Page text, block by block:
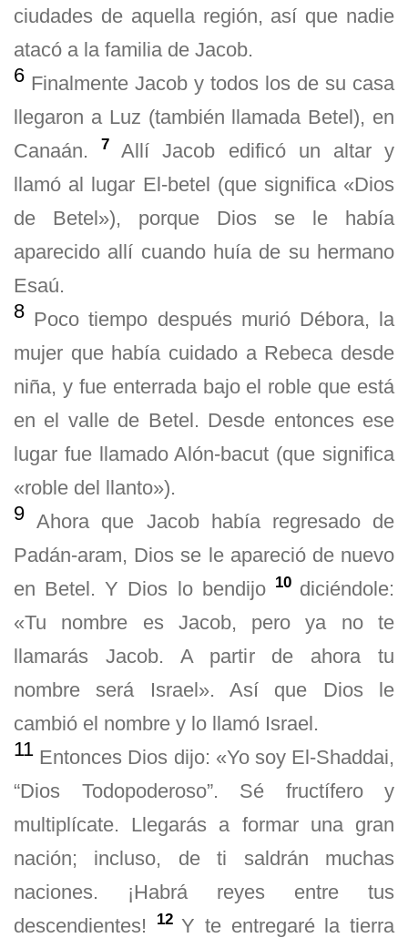
ciudades de aquella región, así que nadie
atacó a la familia de Jacob.
6 Finalmente Jacob y todos los de su casa
llegaron a Luz (también llamada Betel), en
Canaán.
7 Allí Jacob edificó un altar y
llamó al lugar El-betel (que significa «Dios
de Betel»), porque Dios se le había
aparecido allí cuando huía de su hermano
Esaú.
8 Poco tiempo después murió Débora, la
mujer que había cuidado a Rebeca desde
niña, y fue enterrada bajo el roble que está
en el valle de Betel. Desde entonces ese
lugar fue llamado Alón-bacut (que significa
«roble del llanto»).
9 Ahora que Jacob había regresado de
Padán-aram, Dios se le apareció de nuevo
en Betel. Y Dios lo bendijo
10 diciéndole:
«Tu nombre es Jacob, pero ya no te
llamarás Jacob. A partir de ahora tu
nombre será Israel». Así que Dios le
cambió el nombre y lo llamó Israel.
11 Entonces Dios dijo: «Yo soy El-Shaddai,
“Dios Todopoderoso”. Sé fructífero y
multiplícate. Llegarás a formar una gran
nación; incluso, de ti saldrán muchas
naciones. ¡Habrá reyes entre tus
descendientes!
12Y te entregaré la tierra